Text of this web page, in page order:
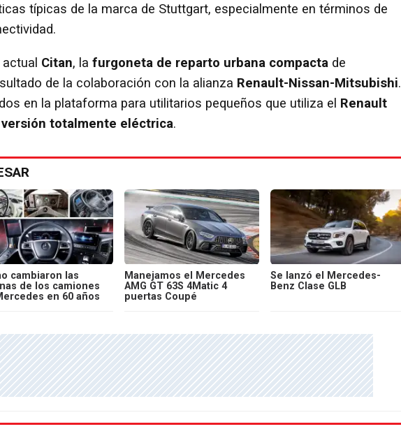
típicas de la marca de Stuttgart, especialmente en términos de
Citan, la furgoneta de reparto urbana compacta de
de la colaboración con la alianza Renault-Nissan-Mitsubishi.
en la plataforma para utilitarios pequeños que utiliza el Renault
versión totalmente eléctrica.
cambiaron las
de los camiones
en 60 años
Manejamos el Mercedes
AMG GT 63S 4Matic 4
puertas Coupé
Se lanzó el Mercedes-
Benz Clase GLB